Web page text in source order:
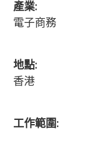
產業:
電子商務
地點:
香港
工作範圍: